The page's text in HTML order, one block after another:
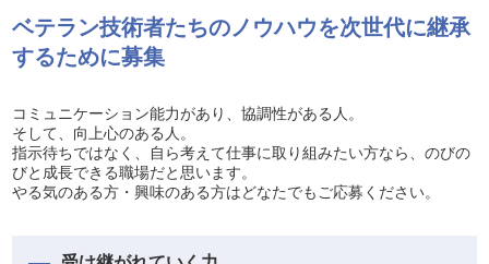
ベテラン技術者たちのノウハウを次世代に継承
するために募集
コミュニケーション能力があり、協調性がある人。
そして、向上心のある人。
指示待ちではなく、自ら考えて仕事に取り組みたい方なら、のびの
びと成長できる職場だと思います。
やる気のある方・興味のある方はどなたでもご応募ください。